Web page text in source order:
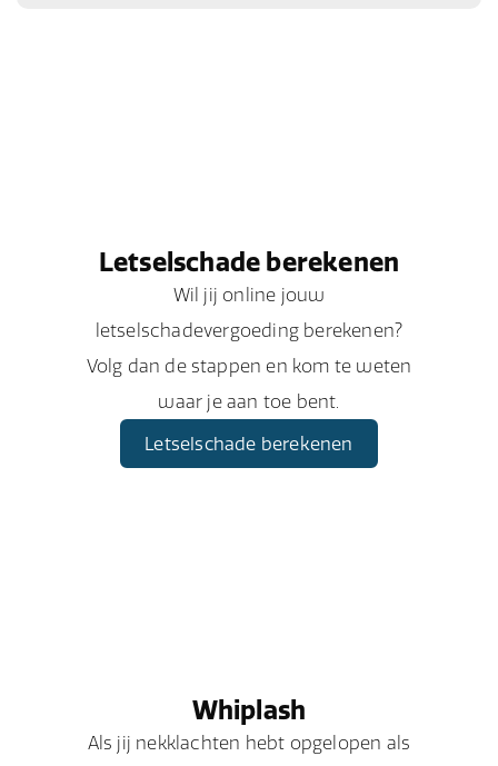
Letselschade berekenen
Wil jij online jouw
letselschadevergoeding berekenen?
Volg dan de stappen en kom te weten
waar je aan toe bent.
Letselschade berekenen
Whiplash
Als jij nekklachten hebt opgelopen als